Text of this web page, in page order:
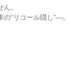
。
“リコール隠し”―。